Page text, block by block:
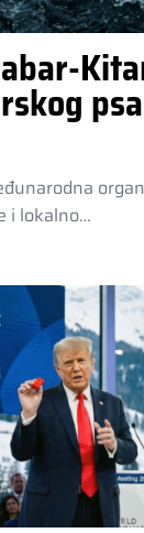
i lokalno…